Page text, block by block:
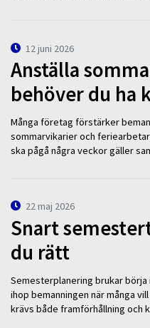
12 juni 2026
Anställa
behöver du ha
Många företag förstärker
sommarvikarier och
ska pågå några veckor gäller
22 maj 2026
Snart
du rätt
Semesterplanering brukar börja
ihop bemanningen när många
krävs både framförhållning och